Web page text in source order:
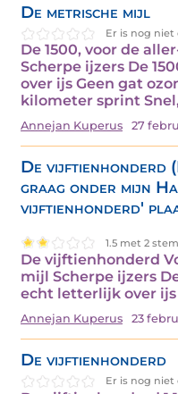
De metrische mijl
Er is nog
De 1500, voor de
Scherpe ijzers De
over ijs Geen gat
kilometer sprint
Annejan Kuperus 27
De vijftienhonderd
graag onder mijn
vijftienhonderd'
1.5 met 2
De vijftienhonderd
mijl Scherpe ijzers
echt letterlijk over ijs
Annejan Kuperus 23
De vijftienhonderd
Er is nog